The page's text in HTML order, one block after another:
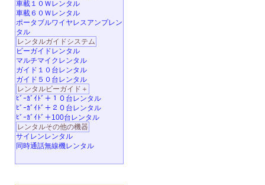
車載１０Ｗレンタル
車載６０Ｗレンタル
ポータブルワイヤレスアンプレン
タル
レンタルガイドシステム
ビーガイドレンタル
マルチマイクレンタル
ガイド１０台レンタル
ガイド５０台レンタル
レンタルビーガイド＋
ﾋﾞｰｶﾞｲﾄﾞ＋１０台レンタル
ﾋﾞｰｶﾞｲﾄﾞ＋２０台レンタル
ﾋﾞｰｶﾞｲﾄﾞ＋100台レンタル
レンタルその他の機器
サイレンレンタル
同時通話無線機レンタル